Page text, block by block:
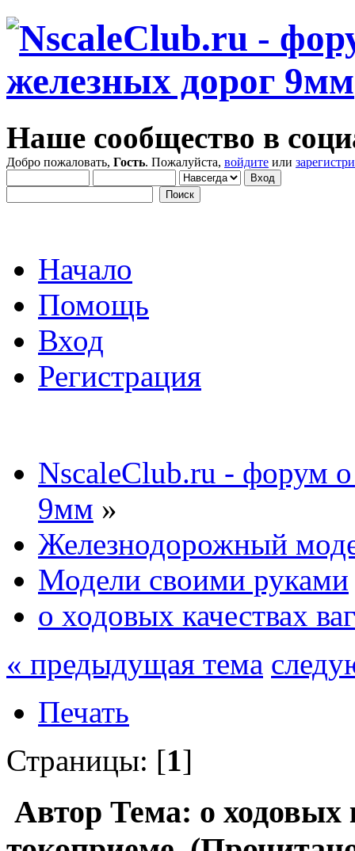
Наше сообщество в
Добро пожаловать, Гость. Пожалуйста, войдите или
Начало
Помощь
Вход
Регистрация
NscaleClub.ru - форум
9мм »
Железнодорожный
Модели своими руками
о ходовых качествах
« предыдущая тема
Печать
Страницы: [1]
Автор Тема: о ходовых